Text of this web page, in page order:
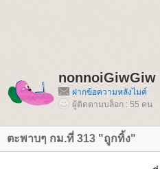
nonnoiGiwGiw
ฝากข้อความหลังไมค์
ผู้ติดตามบล็อก : 55 คน
ตะพาบๆ กม.ที่ 313 "ถูกทิ้ง"